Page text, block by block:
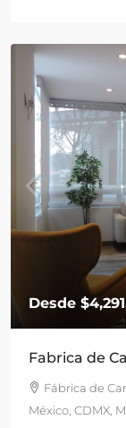
Desde
Fabrica de
Fábrica de
México, CDMX,